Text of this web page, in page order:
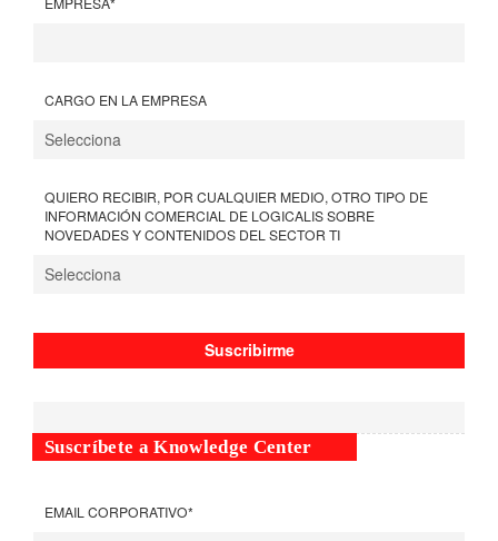
CARGO EN LA EMPRESA
QUIERO RECIBIR, POR CUALQUIER MEDIO, OTRO TIPO DE
INFORMACIÓN COMERCIAL DE LOGICALIS SOBRE
NOVEDADES Y CONTENIDOS DEL SECTOR TI
Suscríbete a Knowledge Center
EMAIL CORPORATIVO*